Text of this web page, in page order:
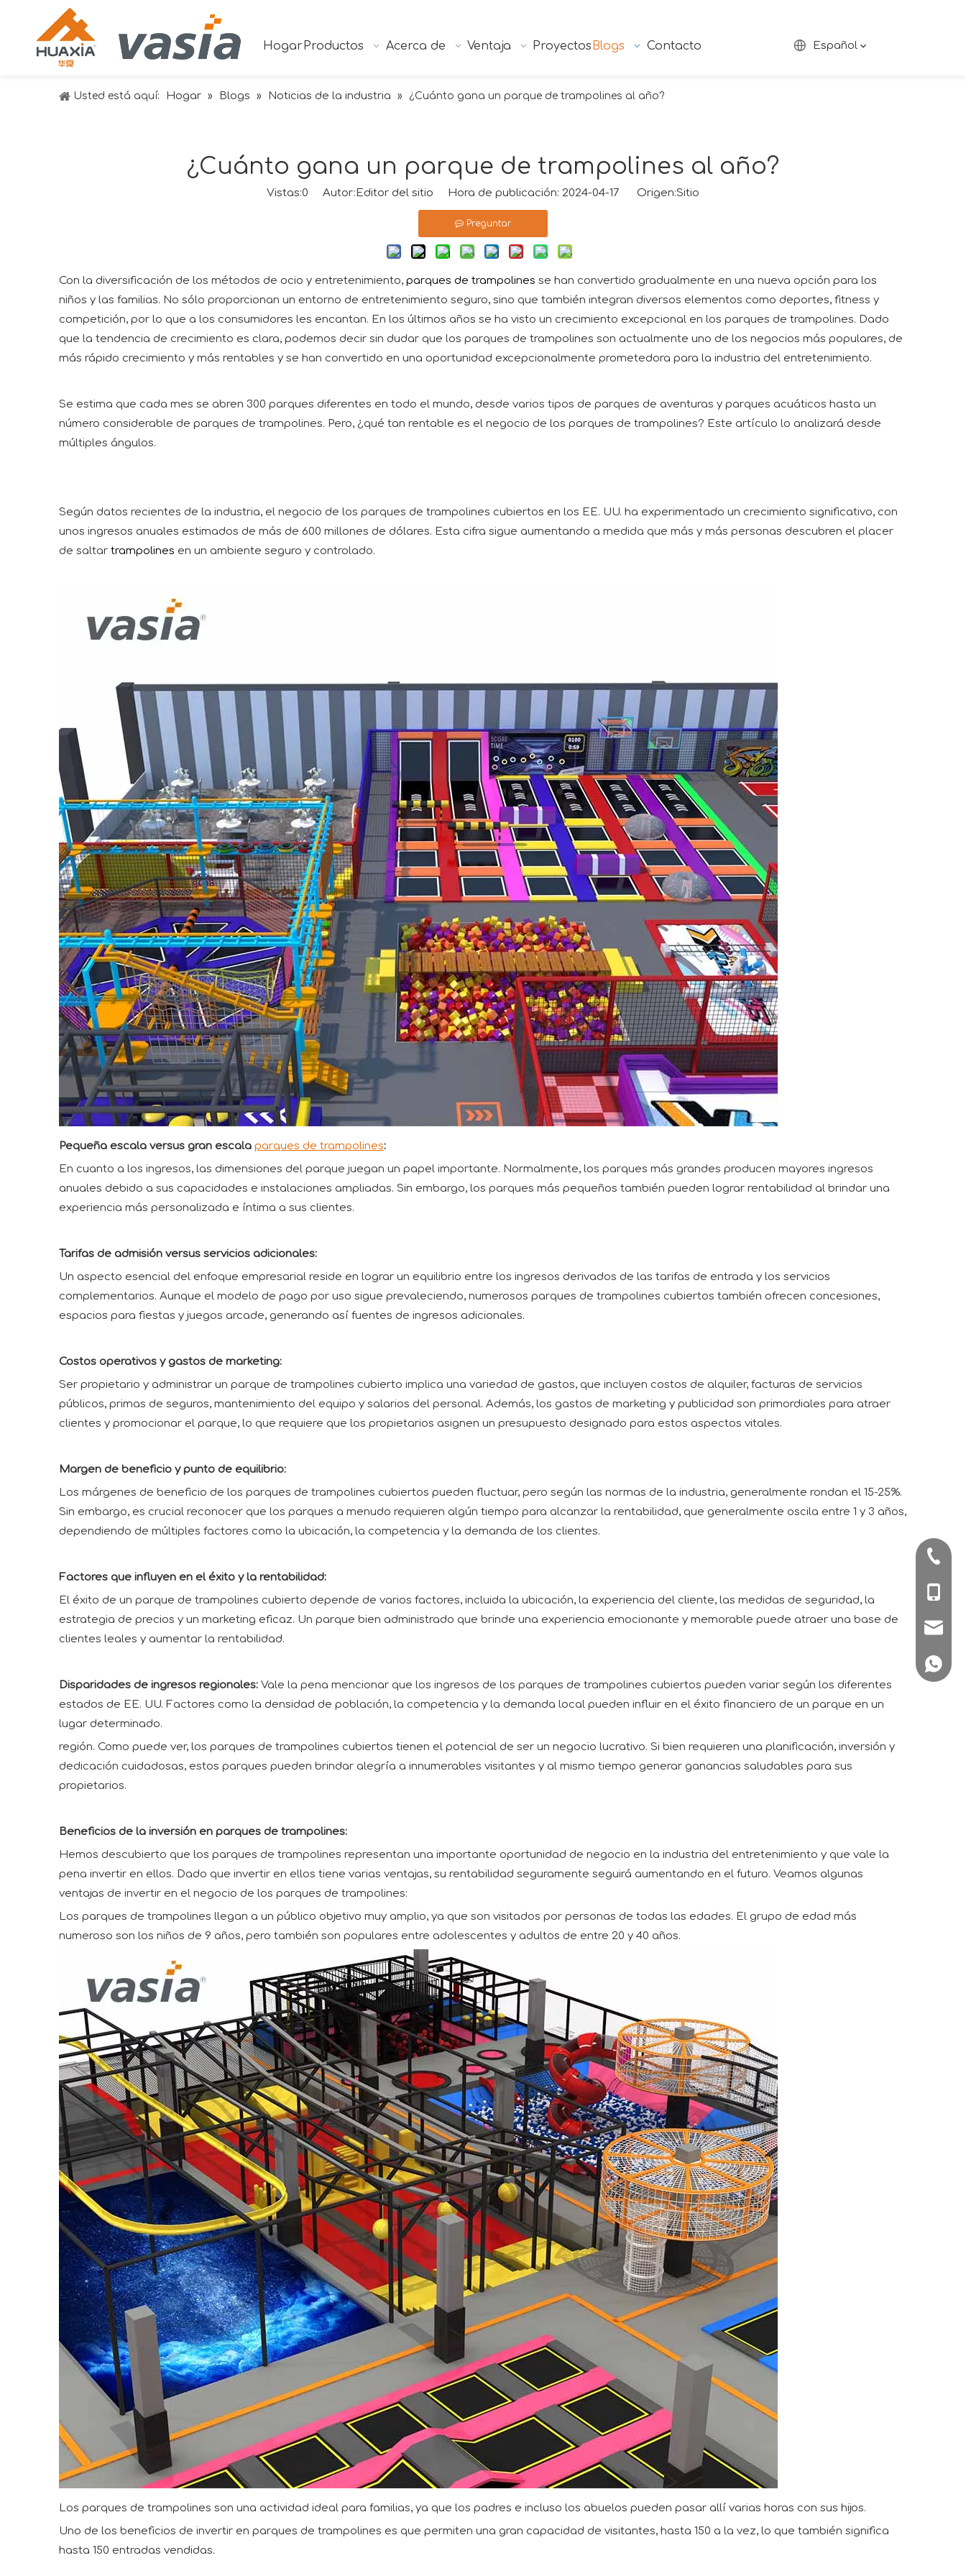
Hogar Productos Acerca de Ventaja Proyectos Blogs Contacto Español
Usted está aquí: Hogar » Blogs » Noticias de la industria » ¿Cuánto gana un parque de trampolines al año?
¿Cuánto gana un parque de trampolines al año?
Vistas:0 Autor:Editor del sitio Hora de publicación: 2024-04-17 Origen:Sitio
Preguntar
Con la diversificación de los métodos de ocio y entretenimiento, parques de trampolines se han convertido gradualmente en una nueva opción para los
niños y las familias. No sólo proporcionan un entorno de entretenimiento seguro, sino que también integran diversos elementos como deportes, fitness y
competición, por lo que a los consumidores les encantan. En los últimos años se ha visto un crecimiento excepcional en los parques de trampolines. Dado
que la tendencia de crecimiento es clara, podemos decir sin dudar que los parques de trampolines son actualmente uno de los negocios más populares, de
más rápido crecimiento y más rentables y se han convertido en una oportunidad excepcionalmente prometedora para la industria del entretenimiento.
Se estima que cada mes se abren 300 parques diferentes en todo el mundo, desde varios tipos de parques de aventuras y parques acuáticos hasta un
número considerable de parques de trampolines. Pero, ¿qué tan rentable es el negocio de los parques de trampolines? Este artículo lo analizará desde
múltiples ángulos.
Según datos recientes de la industria, el negocio de los parques de trampolines cubiertos en los EE. UU. ha experimentado un crecimiento significativo, con
unos ingresos anuales estimados de más de 600 millones de dólares. Esta cifra sigue aumentando a medida que más y más personas descubren el placer
de saltar trampolines en un ambiente seguro y controlado.
Pequeña escala versus gran escala parques de trampolines:
En cuanto a los ingresos, las dimensiones del parque juegan un papel importante. Normalmente, los parques más grandes producen mayores ingresos
anuales debido a sus capacidades e instalaciones ampliadas. Sin embargo, los parques más pequeños también pueden lograr rentabilidad al brindar una
experiencia más personalizada e íntima a sus clientes.
Tarifas de admisión versus servicios adicionales:
Un aspecto esencial del enfoque empresarial reside en lograr un equilibrio entre los ingresos derivados de las tarifas de entrada y los servicios
complementarios. Aunque el modelo de pago por uso sigue prevaleciendo, numerosos parques de trampolines cubiertos también ofrecen concesiones,
espacios para fiestas y juegos arcade, generando así fuentes de ingresos adicionales.
Costos operativos y gastos de marketing:
Ser propietario y administrar un parque de trampolines cubierto implica una variedad de gastos, que incluyen costos de alquiler, facturas de servicios
públicos, primas de seguros, mantenimiento del equipo y salarios del personal. Además, los gastos de marketing y publicidad son primordiales para atraer
clientes y promocionar el parque, lo que requiere que los propietarios asignen un presupuesto designado para estos aspectos vitales.
Margen de beneficio y punto de equilibrio:
Los márgenes de beneficio de los parques de trampolines cubiertos pueden fluctuar, pero según las normas de la industria, generalmente rondan el 15-25%.
Sin embargo, es crucial reconocer que los parques a menudo requieren algún tiempo para alcanzar la rentabilidad, que generalmente oscila entre 1 y 3 años,
dependiendo de múltiples factores como la ubicación, la competencia y la demanda de los clientes.
Factores que influyen en el éxito y la rentabilidad:
El éxito de un parque de trampolines cubierto depende de varios factores, incluida la ubicación, la experiencia del cliente, las medidas de seguridad, la
estrategia de precios y un marketing eficaz. Un parque bien administrado que brinde una experiencia emocionante y memorable puede atraer una base de
clientes leales y aumentar la rentabilidad.
Disparidades de ingresos regionales: Vale la pena mencionar que los ingresos de los parques de trampolines cubiertos pueden variar según los diferentes
estados de EE. UU. Factores como la densidad de población, la competencia y la demanda local pueden influir en el éxito financiero de un parque en un
lugar determinado.
región. Como puede ver, los parques de trampolines cubiertos tienen el potencial de ser un negocio lucrativo. Si bien requieren una planificación, inversión y
dedicación cuidadosas, estos parques pueden brindar alegría a innumerables visitantes y al mismo tiempo generar ganancias saludables para sus
propietarios.
Beneficios de la inversión en parques de trampolines:
Hemos descubierto que los parques de trampolines representan una importante oportunidad de negocio en la industria del entretenimiento y que vale la
pena invertir en ellos. Dado que invertir en ellos tiene varias ventajas, su rentabilidad seguramente seguirá aumentando en el futuro. Veamos algunas
ventajas de invertir en el negocio de los parques de trampolines:
Los parques de trampolines llegan a un público objetivo muy amplio, ya que son visitados por personas de todas las edades. El grupo de edad más
numeroso son los niños de 9 años, pero también son populares entre adolescentes y adultos de entre 20 y 40 años.
Los parques de trampolines son una actividad ideal para familias, ya que los padres e incluso los abuelos pueden pasar allí varias horas con sus hijos.
Uno de los beneficios de invertir en parques de trampolines es que permiten una gran capacidad de visitantes, hasta 150 a la vez, lo que también significa
hasta 150 entradas vendidas.
+86-